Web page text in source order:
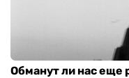
Обманут ли нас еще